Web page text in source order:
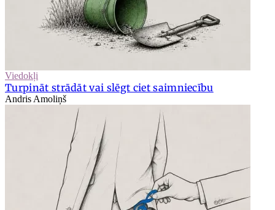
Viedokļi
Turpināt strādāt vai slēgt ciet saimniecību
Andris Amoliņš